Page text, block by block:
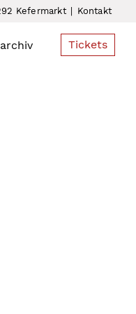
Kefermarkt Kontakt
Tickets